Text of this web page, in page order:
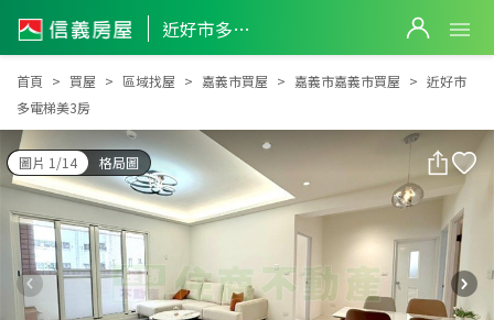
近好市多電梯美3房
近好市多電梯美3房
首頁 買屋 區域找屋 嘉義市買屋 嘉義市嘉義市買屋
近好市
多電梯美3房
圖片 1/14 格局圖